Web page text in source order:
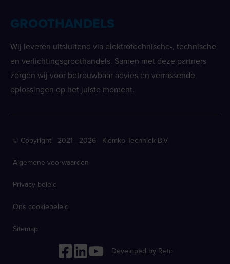
GROOTHANDELS
Wij leveren uitsluitend via elektrotechnische-, technische
en verlichtingsgroothandels. Samen met deze partners
zorgen wij voor betrouwbaar advies en verrassende
oplossingen op het juiste moment.
© Copyright 2021 - 2026 Klemko Techniek B.V.
Algemene voorwaarden
Privacy beleid
Ons cookiebeleid
Sitemap
Developed by Reto